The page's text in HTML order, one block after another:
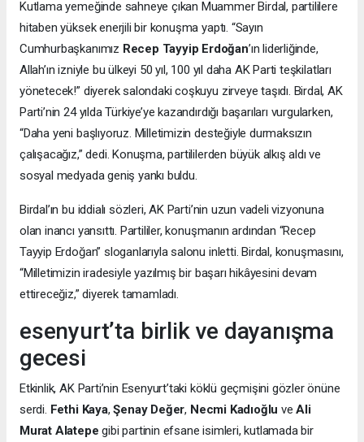
Kutlama yemeğinde sahneye çıkan Muammer Birdal, partililere
hitaben yüksek enerjili bir konuşma yaptı. “Sayın
Cumhurbaşkanımız Recep Tayyip Erdoğan’ın liderliğinde,
Allah’ın izniyle bu ülkeyi 50 yıl, 100 yıl daha AK Parti teşkilatları
yönetecek!” diyerek salondaki coşkuyu zirveye taşıdı. Birdal, AK
Parti’nin 24 yılda Türkiye’ye kazandırdığı başarıları vurgularken,
“Daha yeni başlıyoruz. Milletimizin desteğiyle durmaksızın
çalışacağız,” dedi. Konuşma, partililerden büyük alkış aldı ve
sosyal medyada geniş yankı buldu.
Birdal’ın bu iddialı sözleri, AK Parti’nin uzun vadeli vizyonuna
olan inancı yansıttı. Partililer, konuşmanın ardından “Recep
Tayyip Erdoğan” sloganlarıyla salonu inletti. Birdal, konuşmasını,
“Milletimizin iradesiyle yazılmış bir başarı hikâyesini devam
ettireceğiz,” diyerek tamamladı.
esenyurt’ta birlik ve dayanışma
gecesi
Etkinlik, AK Parti’nin Esenyurt’taki köklü geçmişini gözler önüne
serdi. Fethi Kaya,Şenay Değer, Necmi Kadıoğlu veAli
Murat Alatepe gibi partinin efsane isimleri, kutlamada bir